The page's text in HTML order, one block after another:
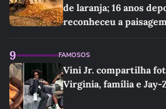
de laranja; 16 anos
reconheceu a
9 FAMOSOS
Vini Jr. compartilha
Virginia, família e Jay-